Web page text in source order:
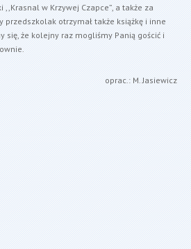
w Krzywej Czapce”, a także za
przedszkolak otrzymał także książkę i inne
się, że kolejny raz mogliśmy Panią gościć i
oprac.: M. Jasiewicz